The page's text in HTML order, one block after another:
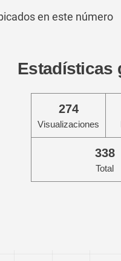
en este número
Estadísticas
274
Visualizaciones
338
Total